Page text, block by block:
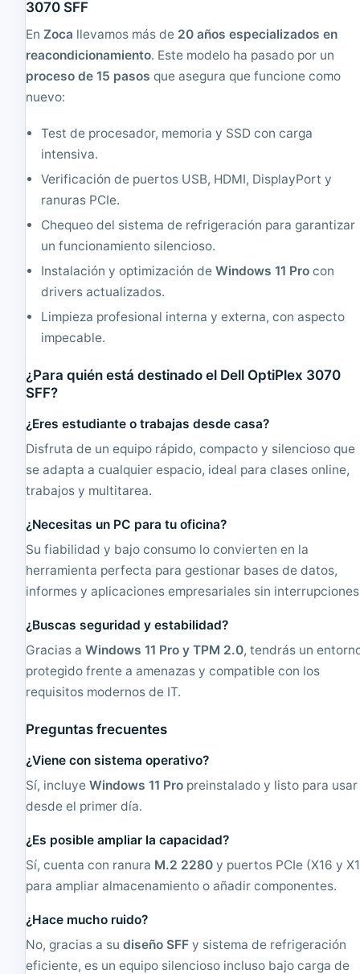
G
B
H
D
D
3070 SFF
EnZoca llevamos más de 20 años especializados en
reacondicionamiento. Este modelo ha pasado por un
proceso de 15 pasos que asegura que funcione como
nuevo:
Test de procesador, memoria y SSD con carga
intensiva.
Verificación de puertos USB, HDMI, DisplayPort y
ranuras PCIe.
Chequeo del sistema de refrigeración para garantizar
un funcionamiento silencioso.
Instalación y optimización deWindows 11 Pro con
drivers actualizados.
Limpieza profesional interna y externa, con aspecto
impecable.
¿Para quién está destinado el Dell OptiPlex 3070
SFF?
¿Eres estudiante o trabajas desde casa?
Disfruta de un equipo rápido, compacto y silencioso que
se adapta a cualquier espacio, ideal para clases online,
trabajos y multitarea.
¿Necesitas un PC para tu oficina?
Su fiabilidad y bajo consumo lo convierten en la
herramienta perfecta para gestionar bases de datos,
informes y aplicaciones empresariales sin
¿Buscas seguridad y estabilidad?
Gracias aWindows 11 Pro y TPM 2.0, tendrás un
protegido frente a amenazas y compatible con los
requisitos modernos de IT.
Preguntas frecuentes
¿Viene con sistema operativo?
Sí, incluyeWindows 11 Pro preinstalado y listo para usar
desde el primer día.
¿Es posible ampliar la capacidad?
Sí, cuenta con ranura M.2 2280 y puertos PCIe (X16 y
para ampliar almacenamiento o añadir componentes.
¿Hace mucho ruido?
No, gracias a sudiseño SFF y sistema de refrigeración
eficiente, es un equipo silencioso incluso bajo carga de